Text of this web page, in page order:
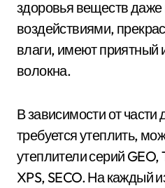
здоровья веществ
воздействиями,
влаги, имеют приятный
волокна.
В зависимости от
требуется утеплить,
утеплители серий GEO,
XPS, SECO. На каждый